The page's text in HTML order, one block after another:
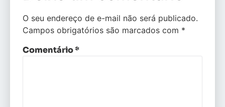
O seu endereço de e-mail não será publicado.
Campos obrigatórios são marcados com *
Comentário*